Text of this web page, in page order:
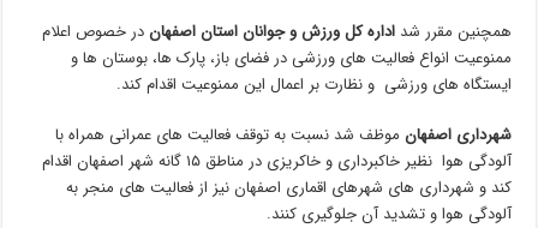
همچنین مقرر شداداره کل ورزش و جوانان استان اصفهاندر خصوص اعلام
ممنوعیت انواع فعالیت های ورزشی در فضای باز، پارک ها، بوستان ها و
ایستگاه های ورزشی و نظارت بر اعمال این ممنوعیت اقدام کند.
شهرداری اصفهان موظف شد نسبت به توقف فعالیت های عمرانی همراه با
آلودگی هوا نظیر خاکبرداری و خاکریزی در مناطق ۱۵ گانه شهر اصفهان اقدام
کند و شهرداری های شهرهای اقماری اصفهان نیز از فعالیت های منجر به
آلودگی هوا و تشدید آن جلوگیری کنند.